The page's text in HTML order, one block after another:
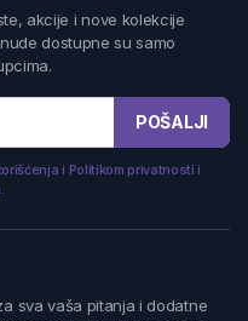
akcije i nove kolekcije
dostupne su samo
POŠALJI
i Politikom privatnosti i
sva vaša pitanja i dodatne